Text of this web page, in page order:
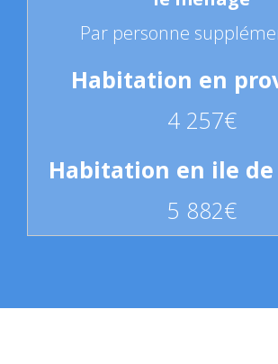
Par personne
4 257€
5 882€